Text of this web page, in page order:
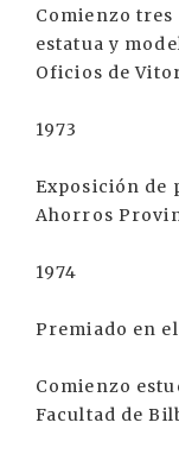
Comienzo tres
estatua y
Oficios de
1973
Exposición de
Ahorros
1974
Premiado en
Comienzo
Facultad de